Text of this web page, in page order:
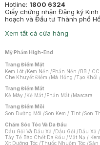
Hotline: 1800 6324
Giấy chứng nhận Đăng ký
hoạch và Đầu tư Thành phố
Xem tất cả cửa hàng
Mỹ Phẩm High-End
Trang Điểm Mặt
Kem Lót /Kem Nền /Phấn Nền /BB /
Che Khuyết Điểm /Má Hồng /Tạo Khối
Trang Điểm Mắt
Kẻ Mày /Kẻ Mắt /Phấn Mắt /Mascara
Trang Điểm Môi
Son Dưỡng Môi /Son Kem / Tint /Son
Chăm Sóc Tóc Và Da Đầu
Dầu Gội Và Dầu Xả /Dầu Gội /Dầu Xả /
Tẩy Tế Bào Chết Da Đầu /Mặt Nạ /
Xịt Dưỡng Tóc /Thuốc Nhuộm Tóc /Sản